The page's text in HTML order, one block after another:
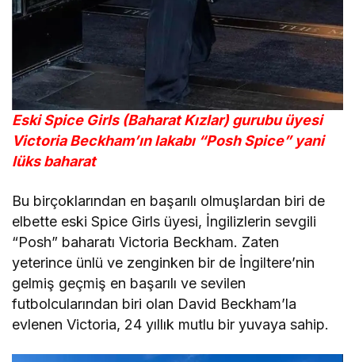
Eski Spice Girls (Baharat Kızlar) gurubu üyesi
Victoria Beckham’ın lakabı “Posh Spice” yani
lüks baharat
Bu birçoklarından en başarılı olmuşlardan biri de
elbette eski Spice Girls üyesi, İngilizlerin sevgili
“Posh” baharatı Victoria Beckham. Zaten
yeterince ünlü ve zenginken bir de İngiltere’nin
gelmiş geçmiş en başarılı ve sevilen
futbolcularından biri olan David Beckham’la
evlenen Victoria, 24 yıllık mutlu bir yuvaya sahip.